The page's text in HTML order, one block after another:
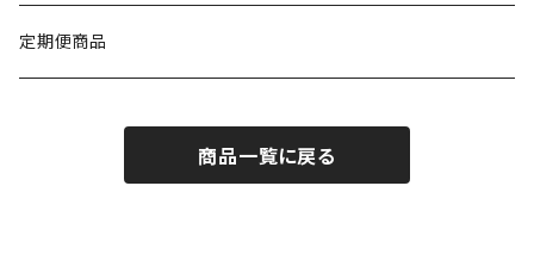
定期便商品
商品一覧に戻る